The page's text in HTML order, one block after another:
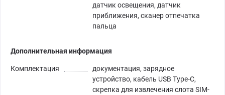
датчик освещения, датчик
приближения, сканер отпечатка
пальца
Дополнительная информация
Комплектация
документация, зарядное
устройство, кабель USB Type-C,
скрепка для извлечения слота SIM-